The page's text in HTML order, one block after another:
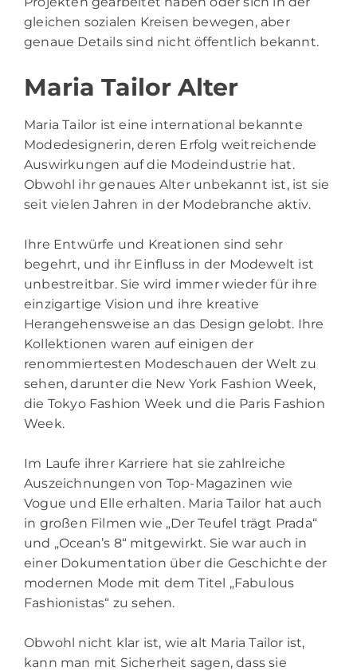
gleichen sozialen Kreisen bewegen, aber
genaue Details sind nicht öffentlich bekannt.
Maria Tailor Alter
Maria Tailor ist eine international bekannte
Modedesignerin, deren Erfolg weitreichende
Auswirkungen auf die Modeindustrie hat.
Obwohl ihr genaues Alter unbekannt ist, ist sie
seit vielen Jahren in der Modebranche aktiv.
Ihre Entwürfe und Kreationen sind sehr
begehrt, und ihr Einfluss in der Modewelt ist
unbestreitbar. Sie wird immer wieder für ihre
einzigartige Vision und ihre kreative
Herangehensweise an das Design gelobt. Ihre
Kollektionen waren auf einigen der
renommiertesten Modeschauen der Welt zu
sehen, darunter die New York Fashion Week,
die Tokyo Fashion Week und die Paris Fashion
Week.
Im Laufe ihrer Karriere hat sie zahlreiche
Auszeichnungen von Top-Magazinen wie
Vogue und Elle erhalten. Maria Tailor hat auch
in großen Filmen wie „Der Teufel trägt Prada“
und „Ocean’s 8“ mitgewirkt. Sie war auch in
einer Dokumentation über die Geschichte der
modernen Mode mit dem Titel „Fabulous
Fashionistas“ zu sehen.
Obwohl nicht klar ist, wie alt Maria Tailor ist,
kann man mit Sicherheit sagen, dass sie